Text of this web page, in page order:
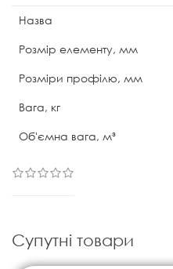
Назва
Розмір елементу, мм
Розміри профілю, мм
Вага, кг
Об'ємна вага, м³
Супутні товари